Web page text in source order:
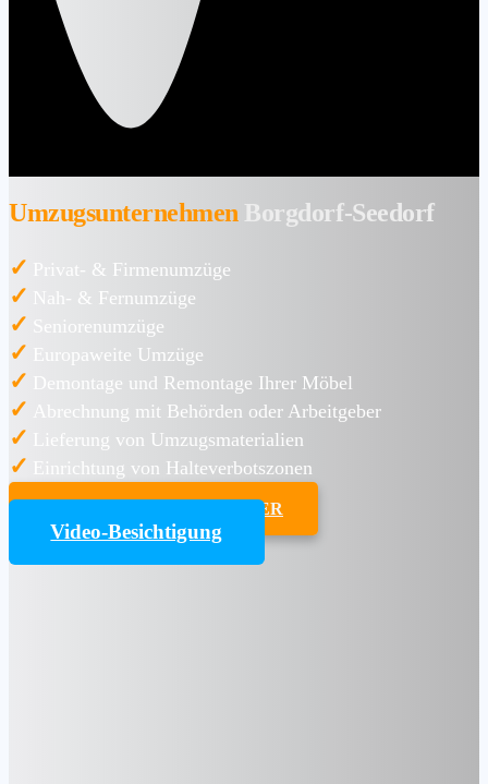
UmzugsunternehmenBorgdorf-Seedorf
✓ Privat- & Firmenumzüge
✓ Nah- & Fernumzüge
✓ Seniorenumzüge
✓ Europaweite Umzüge
✓ Demontage und Remontage Ihrer Möbel
✓ Abrechnung mit Behörden oder Arbeitgeber
✓ Lieferung von Umzugsmaterialien
✓ Einrichtung von Halteverbotszonen
UMZUGSKOSTENRECHNER
Video-Besichtigung